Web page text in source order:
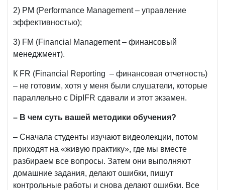
2) PM (Performance Management – управление
эффективностью);
3) FM (Financial Management – финансовый
менеджмент).
К FR (Financial Reporting – финансовая отчетность)
– не готовим, хотя у меня были слушатели, которые
параллельно с DipIFR сдавали и этот экзамен.
– В чем суть вашей методики обучения?
– Сначала студенты изучают видеолекции, потом
приходят на «живую практику», где мы вместе
разбираем все вопросы. Затем они выполняют
домашние задания, делают ошибки, пишут
контрольные работы и снова делают ошибки. Все